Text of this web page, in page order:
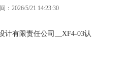
2026/5/21 14:23:30
计有限责任公司__XF4-03认